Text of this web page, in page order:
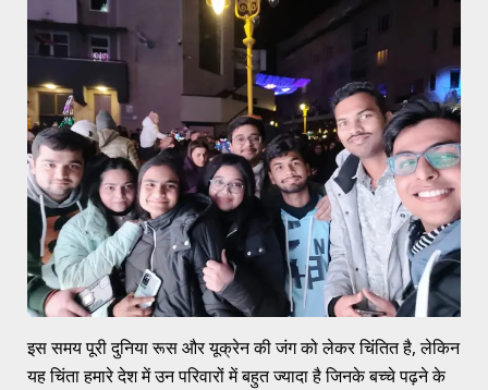
इस समय पूरी दुनिया रूस और यूक्रेन की जंग को लेकर चिंतित है, लेकिन
यह चिंता हमारे देश में उन परिवारों में बहुत ज्यादा है जिनके बच्चे पढ़ने के